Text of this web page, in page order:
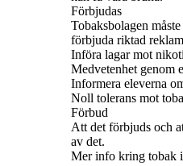
Förbjudas
Tobaksbolagen
förbjuda riktad
Införa lagar mot
Medvetenhet genom
Informera eleverna
Noll tolerans mot
Förbud
Att det förbjuds och
av det.
Mer info kring tobak